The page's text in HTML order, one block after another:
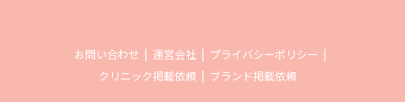
お問い合わせ 運営会社
プライバシーポリシー
クリニック掲載依頼
ブランド掲載依頼